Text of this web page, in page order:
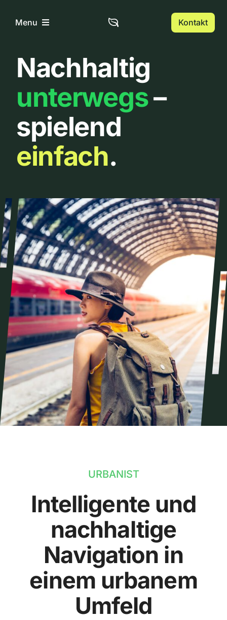
InhaltMenu
Home
Über uns
Urbanlist
Kontakt
Nachhaltig
unterwegs–
spielend
einfach.
URBANIST
Intelligente und
nachhaltige
Navigation in
einem urbanem
Umfeld